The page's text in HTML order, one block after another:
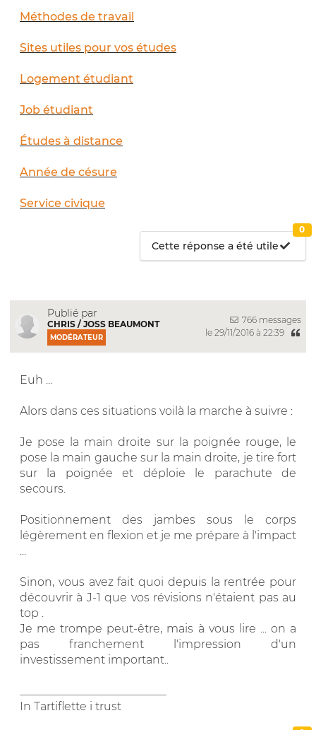
Méthodes de travail
Sites utiles pour vos études
Logement étudiant
Job étudiant
Études à distance
Année de césure
Service civique
Cette réponse a été utile
0
Publié par
CHRIS / JOSS BEAUMONT
MODÉRATEUR
766 messages
le 29/11/2016 à 22:39
Euh ...
Alors dans ces situations voilà la marche à suivre :
Je pose la main droite sur la poignée rouge, le
pose la main gauche sur la main droite, je tire fort
sur la poignée et déploie le parachute de
secours.
Positionnement des jambes sous le corps
légèrement en flexion et je me prépare à l'impact
Sinon, vous avez fait quoi depuis la rentrée pour
découvrir à J-1 que vos révisions n'étaient pas au
top .
Je me trompe peut-être, mais à vous lire ... on a
pas franchement l'impression d'un
investissement important..
In Tartiflette i trust